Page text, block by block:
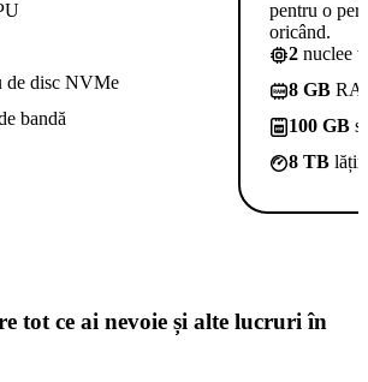
de disc NVMe
bandă
pentru o
oricând.
2 nuclee
8 GB
100 GB
8 TB
tot ce ai nevoie și alte lucruri în